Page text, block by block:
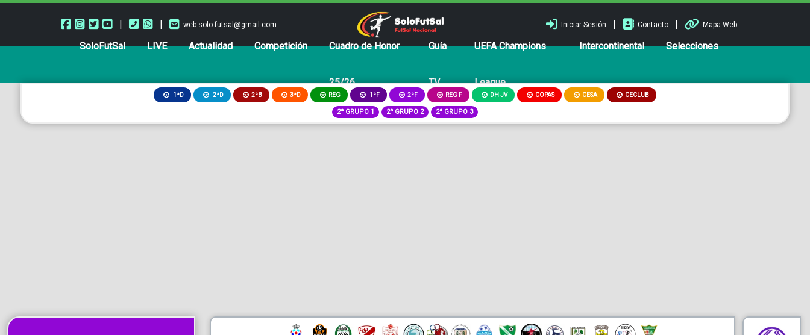
| | web.solo.futsal@gmail.com Iniciar Sesión | Contacto | Mapa Web
SoloFutSal LIVE Actualidad Competición Cuadro de Honor
25/26
Guía
TV
UEFA Champions
League
Intercontinental Selecciones
1ªD 2ªD 2ªB 3ªD REG 1ªF 2ªF REG F DH JV COPAS CESA CECLUB
2ª GRUPO 1 2ª GRUPO 2 2ª GRUPO 3